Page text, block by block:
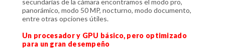
secundarias de la cámara encontramos el modo pro,
panorámico, modo 50 MP, nocturno, modo documento,
entre otras opciones útiles.
Un procesador y GPU básico, pero optimizado
para un gran desempeño